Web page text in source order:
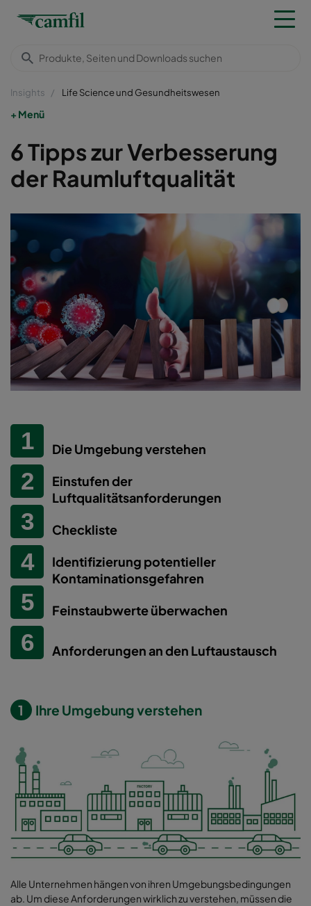
Insights Life Science und Gesundheitswesen
Menü
6 Tipps zur Verbesserung
der Raumluftqualität
Die Umgebung verstehen
Einstufen der
Luftqualitätsanforderungen
Checkliste
Identifizierung potentieller
Kontaminationsgefahren
Feinstaubwerte überwachen
Anforderungen an den Luftaustausch
1 Ihre Umgebung verstehen
Alle Unternehmen hängen von ihren Umgebungsbedingungen
ab. Um diese Anforderungen wirklich zu verstehen, müssen die